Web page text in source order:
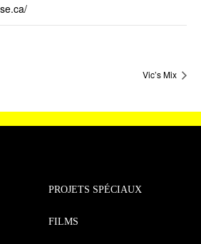
Vic’s Mix
PROJETS SPÉCIAUX
FILMS